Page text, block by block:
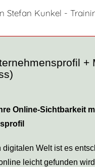
+
Online-Sichtbarkeit
digitalen Welt ist es
leicht gefunden